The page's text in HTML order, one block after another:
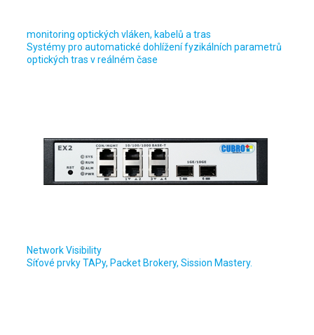
monitoring optických vláken, kabelů a tras
Systémy pro automatické dohlížení fyzikálních parametrů
optických tras v reálném čase
Network Visibility
Síťové prvky TAPy, Packet Brokery, Sission Mastery.